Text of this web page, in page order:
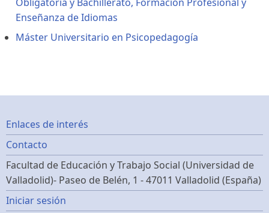
Enseñanza de Idiomas
Máster Universitario en Psicopedagogía
Footer
menu
Enlaces de interés
Contacto
Facultad de Educación y Trabajo Social (Universidad de
Valladolid)- Paseo de Belén, 1 - 47011 Valladolid (España)
Menú
Iniciar sesión